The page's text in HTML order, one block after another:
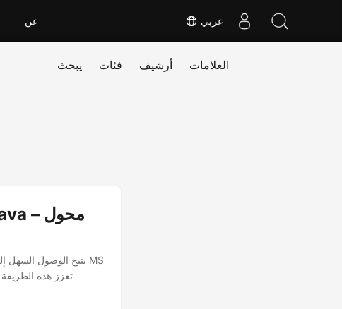
عربي عن
يبحث فئات أرشيف العلامات